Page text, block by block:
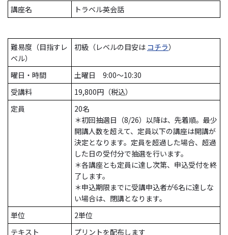
講座名 トラベル英会話
難易度（目指すレ
ベル）
初級（レベルの目安は コチラ）
曜日・時間
土曜日 9:00～10:30
受講料
19,800円（税込）
定員
20名
＊初回抽選日（8/26）以降は、先着順。最少
開講人数を超えて、定員以下の講座は開講が
決定となります。定員を超過した場合、超過
した日の受付分で抽選を行います。
＊各講座とも定員に達し次第、申込受付を終
了します。
＊申込期限までに受講申込者が6名に達しな
い場合は、閉講となります。
単位
2単位
テキスト
プリントを配布します